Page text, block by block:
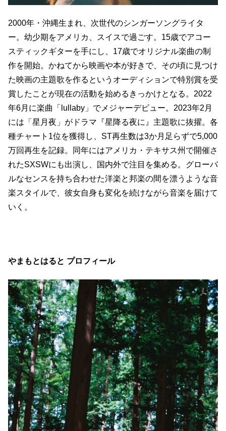
2000年・沖縄生まれ、次世代のシンガーソングライタ
ー。幼少期をアメリカ、スイスで過ごす。15歳でアコー
スティックギターを手にし、17歳でオリジナル楽曲の制
作を開始。かねてから映画や本が好きで、その頃に見つけ
た映画の主題歌を作るというオーディションで特別賞を受
賞したことが現在の活動を始めるきっかけとなる。2022
年6月に楽曲「lullaby」でメジャーデビュー。2023年2月
には「星月夜」がドラマ『星降る夜に』主題歌に抜擢。各
種チャート1位を獲得し、ST再生数は3か月足らずで5,000
万回再生を記録。同年にはアメリカ・テキサス州で開催さ
れたSXSWにも出演し、国内外で注目を集める。グローバ
ルなセンスを持ち合わせた洋楽と邦楽の間を漂うような音
楽スタイルで、彼女自身も変化を続けながら音楽を届けて
いく。
やまもとはると プロフィール